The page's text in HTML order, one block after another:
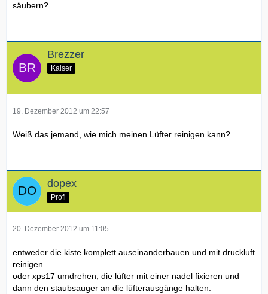
säubern?
Brezzer
Kaiser
19. Dezember 2012 um 22:57
Weiß das jemand, wie mich meinen Lüfter reinigen kann?
dopex
Profi
20. Dezember 2012 um 11:05
entweder die kiste komplett auseinanderbauen und mit druckluft
reinigen
oder xps17 umdrehen, die lüfter mit einer nadel fixieren und
dann den staubsauger an die lüfterausgänge halten.